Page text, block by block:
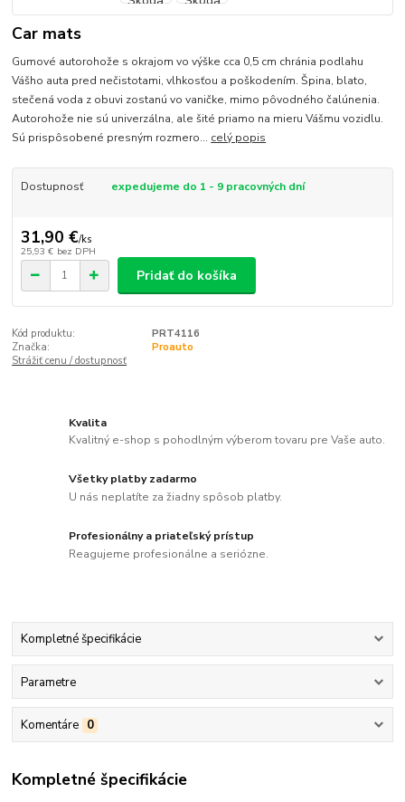
Car mats
Gumové autorohože s okrajom vo výške cca 0,5 cm chránia podlahu
Vášho auta pred nečistotami, vlhkosťou a poškodením. Špina, blato,
stečená voda z obuvi zostanú vo vaničke, mimo pôvodného čalúnenia.
Autorohože nie sú univerzálna, ale šité priamo na mieru Vášmu vozidlu.
Sú prispôsobené presným rozmero... celý popis
Dostupnosť expedujeme do 1 - 9 pracovných dní
31,90 €/ks
25,93 € bez DPH
Pridať do košíka
Kód produktu:
PRT4116
Značka:
Proauto
Strážiť cenu / dostupnosť
Kvalita
Kvalitný e-shop s pohodlným výberom tovaru pre Vaše auto.
Všetky platby zadarmo
U nás neplatíte za žiadny spôsob platby.
Profesionálny a priateľský prístup
Reagujeme profesionálne a seriózne.
Kompletné špecifikácie
Parametre
Komentáre 0
Kompletné špecifikácie